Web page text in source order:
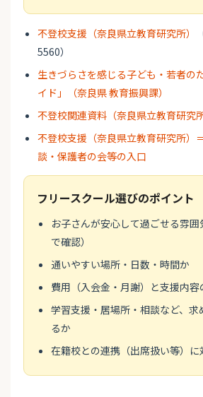
不登校支援（奈良県立教育研究所）
5560）
生きづらさを感じる子ども・若者の
イド」（奈良県 教育振興課）
不登校関連資料（奈良県立教育研究
不登校支援（奈良県立教育研究所）
談・保護者の会等の入口
フリースクール選びのポイント
お子さんが安心して過ごせる雰
で確認）
通いやすい場所・日数・時間か
費用（入会金・月謝）と支援内容
学習支援・居場所・相談など、求
るか
在籍校との連携（出席扱い等）